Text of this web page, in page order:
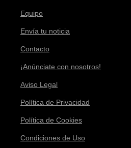
Equipo
Envía tu noticia
Contacto
¡Anúnciate con nosotros!
Aviso Legal
Política de Privacidad
Política de Cookies
Condiciones de Uso